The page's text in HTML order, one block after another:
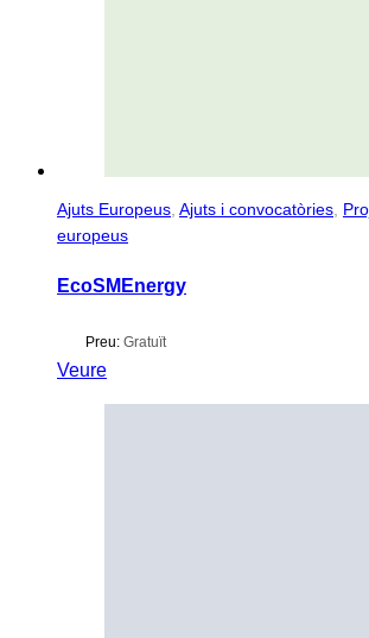
Ajuts Europeus Ajuts i convocatòries
europeus
EcoSMEnergy
Preu: Gratuït
Veure